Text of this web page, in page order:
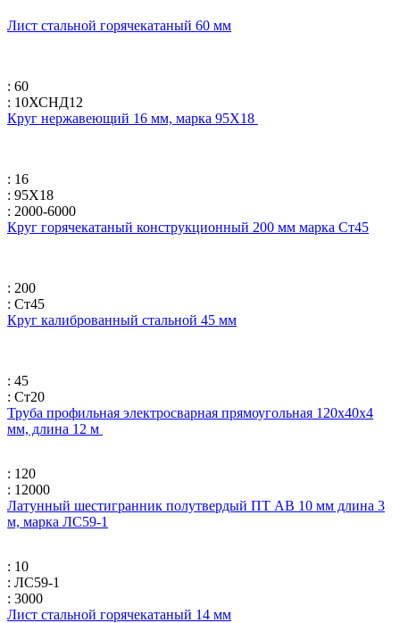
Лист стальной горячекатаный 60 мм
: 60
: 10ХСНД12
Круг нержавеющий 16 мм, марка 95Х18
: 16
: 95Х18
: 2000-6000
Круг горячекатаный конструкционный 200 мм марка Ст45
: 200
: Ст45
Круг калиброванный стальной 45 мм
: 45
: Ст20
Труба профильная электросварная прямоугольная 120х40х4
мм, длина 12 м
: 120
: 12000
Латунный шестигранник полутвердый ПТ АВ 10 мм длина 3
м, марка ЛС59-1
: 10
: ЛС59-1
: 3000
Лист стальной горячекатаный 14 мм